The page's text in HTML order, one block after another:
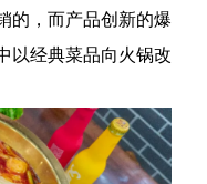
的，而产品创新的爆
以经典菜品向火锅改